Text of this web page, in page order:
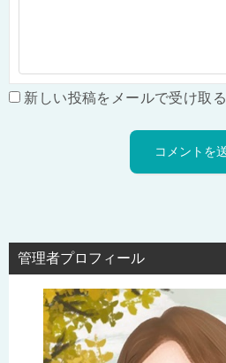
新しい投稿をメールで受け取る
管理者プロフィール